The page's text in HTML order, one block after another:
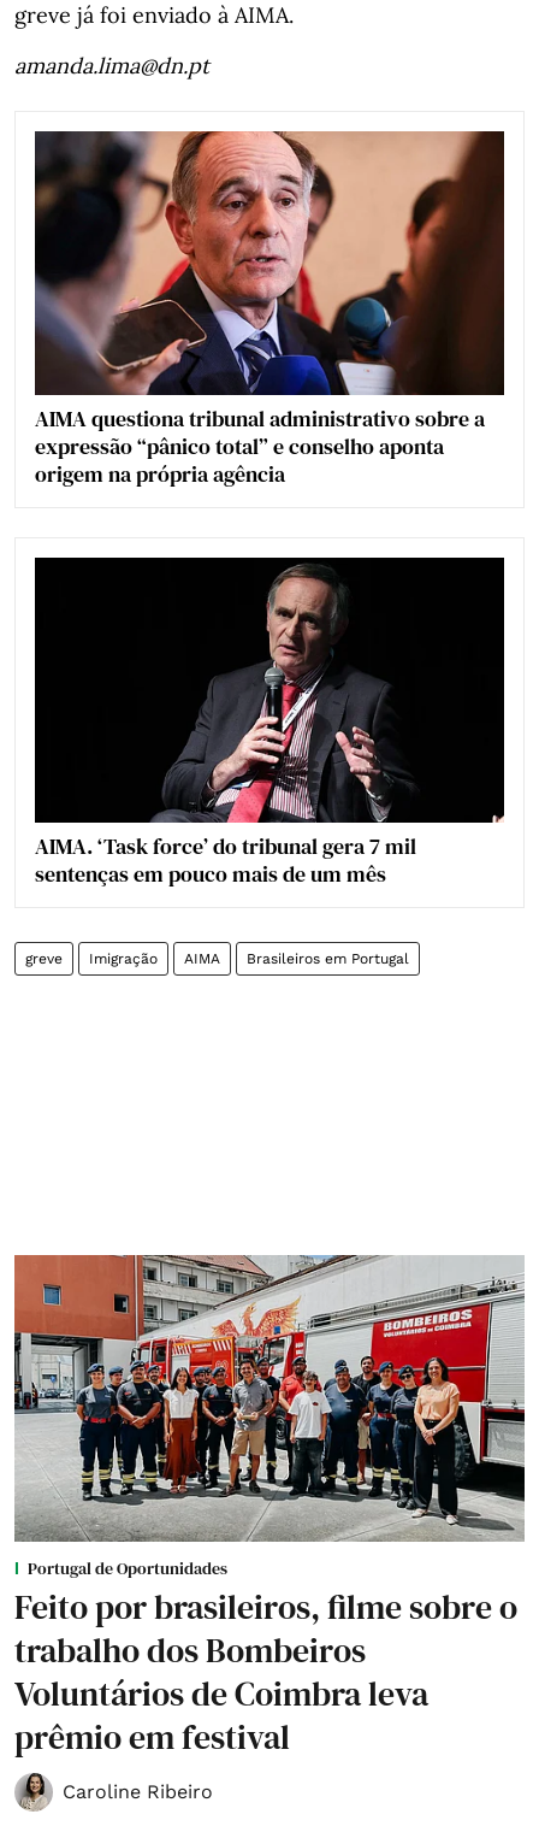
greve já foi enviado à AIMA.
amanda.lima@dn.pt
AIMA questiona tribunal administrativo sobre a
expressão “pânico total” e conselho aponta
origem na própria agência
AIMA. ‘Task force’ do tribunal gera 7 mil
sentenças em pouco mais de um mês
greve Imigração AIMA Brasileiros em Portugal
Portugal de Oportunidades
Feito por brasileiros, filme sobre o
trabalho dos Bombeiros
Voluntários de Coimbra leva
prêmio em festival
Caroline Ribeiro